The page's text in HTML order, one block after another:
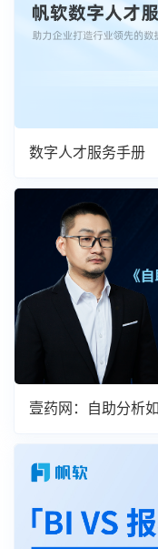
数字人才服务手册
壹药网：自助分析